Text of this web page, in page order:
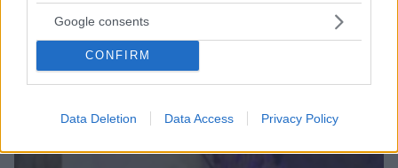
Google consents
CONFIRM
Data Deletion Data Access Privacy Policy